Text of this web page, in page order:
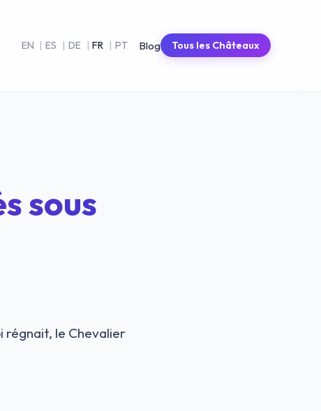
EN | ES | DE | FR | PT Blog Tous les Châteaux
sous
régnait, le Chevalier